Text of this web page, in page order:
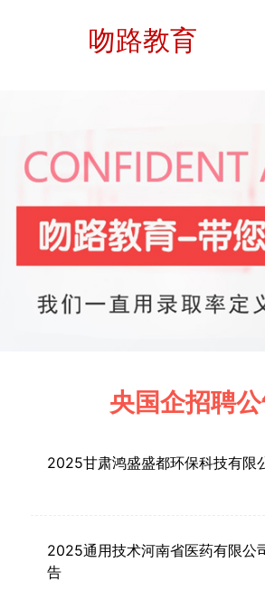
吻路教育
央国企招聘
2025甘肃鸿盛盛都环保科技有限
2025通用技术河南省医药有限公
告